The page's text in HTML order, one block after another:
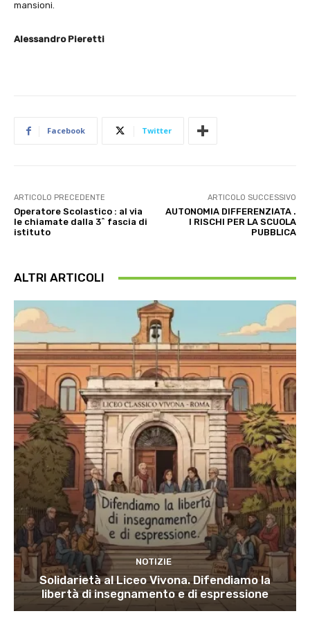
mansioni.
Alessandro Pieretti
Facebook Twitter
ARTICOLO PRECEDENTE
Operatore Scolastico : al via
le chiamate dalla 3^ fascia di
istituto
ARTICOLO SUCCESSIVO
AUTONOMIA DIFFERENZIATA .
I RISCHI PER LA SCUOLA
PUBBLICA
ALTRI ARTICOLI
NOTIZIE
Solidarietà al Liceo Vivona. Difendiamo la
libertà di insegnamento e di espressione